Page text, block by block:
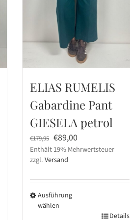
ELIAS RUMELIS
Gabardine Pant
GIESELA petrol
€179,95 Ursprünglicher
Preis
war:
€179,95
€89,00Aktueller
Preis
€89,00.
Enthält 19% Mehrwertsteuer
zzgl.Versand
Ausführung
wählen
Details